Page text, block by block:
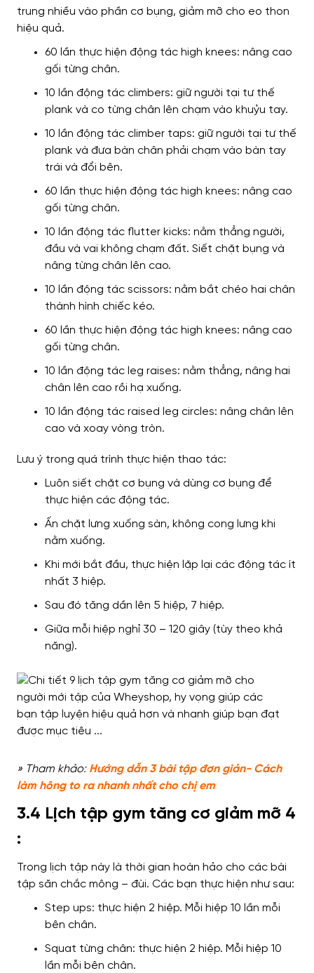
trung nhiều vào phần cơ bụng, giảm mỡ cho eo thon
hiệu quả.
60 lần thực hiện động tác high knees: nâng cao
gối từng chân.
10 lần động tác climbers: giữ người tại tư thế
plank và co từng chân lên chạm vào khuỷu tay.
10 lần động tác climber taps: giữ người tại tư thế
plank và đưa bàn chân phải chạm vào bàn tay
trái và đổi bên.
60 lần thực hiện động tác high knees: nâng cao
gối từng chân.
10 lần động tác flutter kicks: nằm thẳng người,
đầu và vai không chạm đất. Siết chặt bụng và
nâng từng chân lên cao.
10 lần động tác scissors: nằm bắt chéo hai chân
thành hình chiếc kéo.
60 lần thực hiện động tác high knees: nâng cao
gối từng chân.
10 lần động tác leg raises: nằm thẳng, nâng hai
chân lên cao rồi hạ xuống.
10 lần động tác raised leg circles: nâng chân lên
cao và xoay vòng tròn.
Lưu ý trong quá trình thực hiện thao tác:
Luôn siết chặt cơ bụng và dùng cơ bụng để
thực hiện các động tác.
Ấn chặt lưng xuống sàn, không cong lưng khi
nằm xuống.
Khi mới bắt đầu, thực hiện lặp lại các động tác ít
nhất 3 hiệp.
Sau đó tăng dần lên 5 hiệp, 7 hiệp.
Giữa mỗi hiệp nghỉ 30 – 120 giây (tùy theo khả
năng).
» Tham khảo: Hướng dẫn 3 bài tập đơn giản- Cách
làm hông to ra nhanh nhất cho chịem
3.4 Lịch tập gym tăng cơ giảm mỡ 4
:
Trong lịch tập này là thời gian hoàn hảo cho các bài
tập săn chắc mông – đùi. Các bạn thực hiện như sau:
Step ups: thực hiện 2 hiệp. Mỗi hiệp 10 lần mỗi
bên chân.
Squat từng chân: thực hiện 2 hiệp. Mỗi hiệp 10
lần mỗi bên chân.